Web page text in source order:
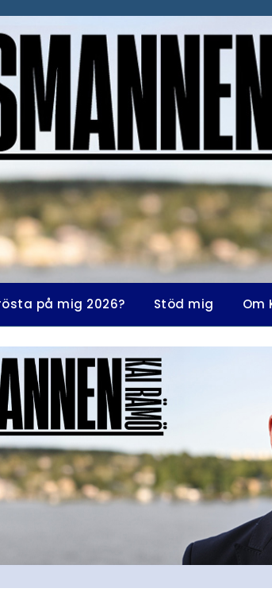
på mig 2026? Stöd mig Om